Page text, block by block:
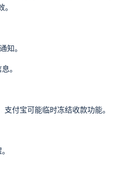
知。
。
付宝可能临时冻结收款功能。